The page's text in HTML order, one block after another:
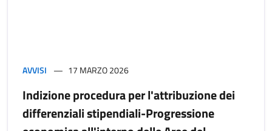
AVVISI 17 MARZO 2026
Indizione procedura per l'attribuzione dei
differenziali stipendiali-Progressione